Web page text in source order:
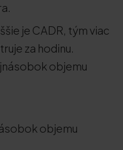
je CADR, tým viac
za hodinu.
objemu
objemu